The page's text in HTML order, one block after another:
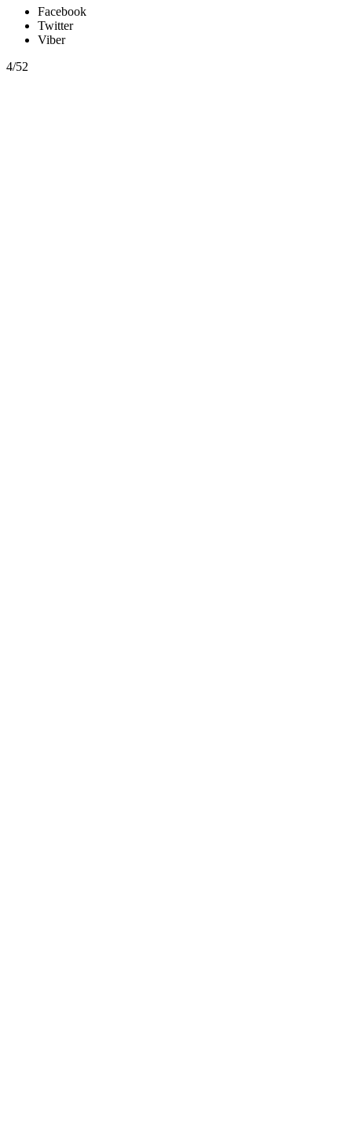
Facebook
Twitter
Viber
4/52